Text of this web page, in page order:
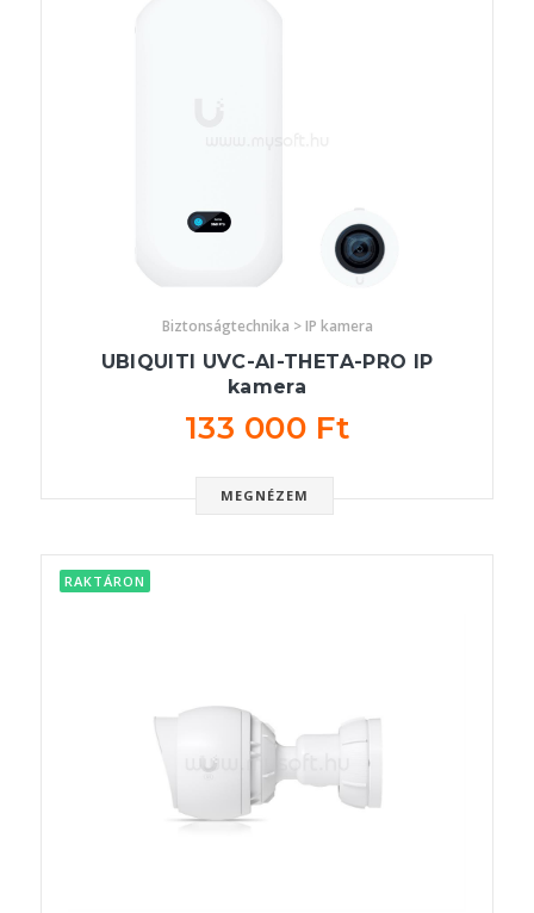
Biztonságtechnika > IP kamera
UBIQUITI UVC-AI-THETA-PRO IP
kamera
133 000 Ft
MEGNÉZEM
RAKTÁRON